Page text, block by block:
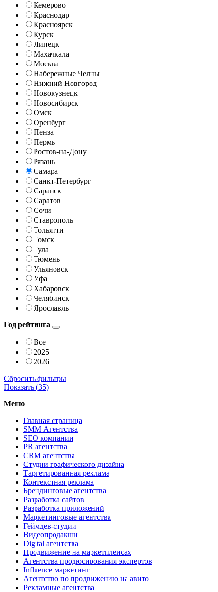
Кемерово
Краснодар
Красноярск
Курск
Липецк
Махачкала
Москва
Набережные Челны
Нижний Новгород
Новокузнецк
Новосибирск
Омск
Оренбург
Пенза
Пермь
Ростов-на-Дону
Рязань
Самара
Санкт-Петербург
Саранск
Саратов
Сочи
Ставрополь
Тольятти
Томск
Тула
Тюмень
Ульяновск
Уфа
Хабаровск
Челябинск
Ярославль
Год рейтинга
Все
2025
2026
Сбросить фильтры
Показать (35)
Меню
Главная страница
SMM Агентства
SEO компании
PR агентства
CRM агентства
Студии графического дизайна
Таргетированная реклама
Контекстная реклама
Брендинговые агентства
Разработка сайтов
Разработка приложений
Маркетинговые агентства
Геймдев-студии
Видеопродакшн
Digital агентства
Продвижение на маркетплейсах
Агентства продюсирования экспертов
Influence-маркетинг
Агентство по продвижению на авито
Рекламные агентства